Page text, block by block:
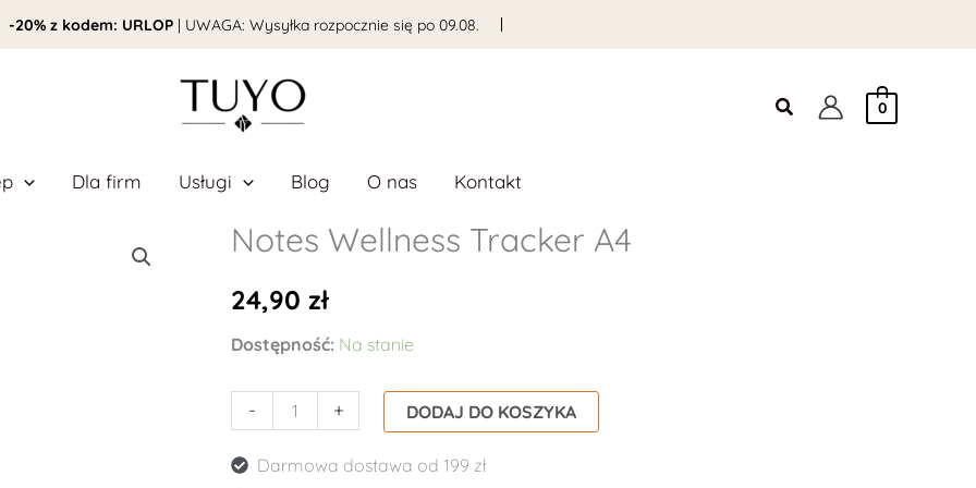
-20% z kodem: URLOP | UWAGA: Wysyłka rozpocznie się po 09.08.
Szukaj 0
Dla firm Usługi Blog O nas Kontakt
Notes Wellness Tracker A4
24,90 zł
Dostępność: Na stanie
-
ilość
Wellness
+ DODAJ DO KOSZYKA
Darmowa dostawa od 199 zł